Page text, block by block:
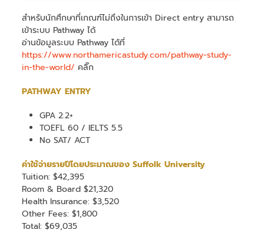
สำหรับนักศึกษาที่เกณฑ์ไม่ถึงในการเข้า Direct entry สามารถ
เข้าระบบ Pathway ได้
อ่านข้อมูลระบบ Pathway ได้ที่
https://www.northamericastudy.com/pathway-study-
in-the-world/ คลิ๊ก
PATHWAY ENTRY
GPA 2.2+
TOEFL 60 / IELTS 5.5
No SAT/ ACT
ค่าใช้จ่ายรายปีโดยประมาณของ Suffolk University
Tuition: $42,395
Room & Board $21,320
Health Insurance: $3,520
Other Fees: $1,800
Total: $69,035